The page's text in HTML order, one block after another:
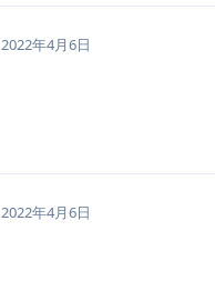
2022年4月6日
2022年4月6日